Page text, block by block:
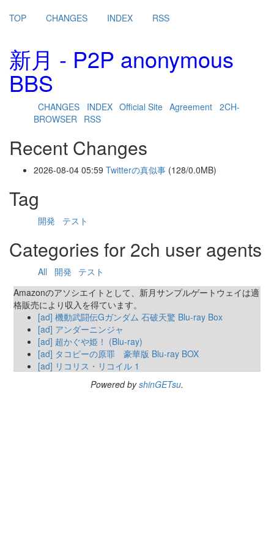
TOP CHANGES INDEX RSS
新月 - P2P anonymous
BBS
CHANGES INDEX Official Site Agreement 2CH-
BROWSER RSS
Recent Changes
2026-08-04 05:59 Twitterの真似事 (128/0.0MB)
Tag
開発 テスト
Categories for 2ch user agents
All 開発
テスト
Amazonのアソシエイトとして、新月サンプルゲートウェイは適
格販売により収入を得ています。
[ad] 機動武闘伝Gガンダム 石破天驚 Blu-ray Box
[ad] アンダーニンジャ
[ad] 超かぐや姫！ (Blu-ray)
[ad] タコピーの原罪 豪華版 Blu-ray BOX
[ad] リコリス・リコイル 1
Powered byshinGETsu.